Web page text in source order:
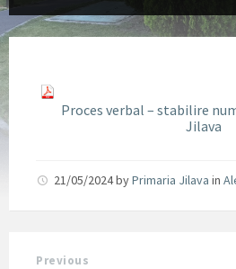
Proces verbal – stabilire
Jilava
21/05/2024byPrimaria Jilava in
Previous